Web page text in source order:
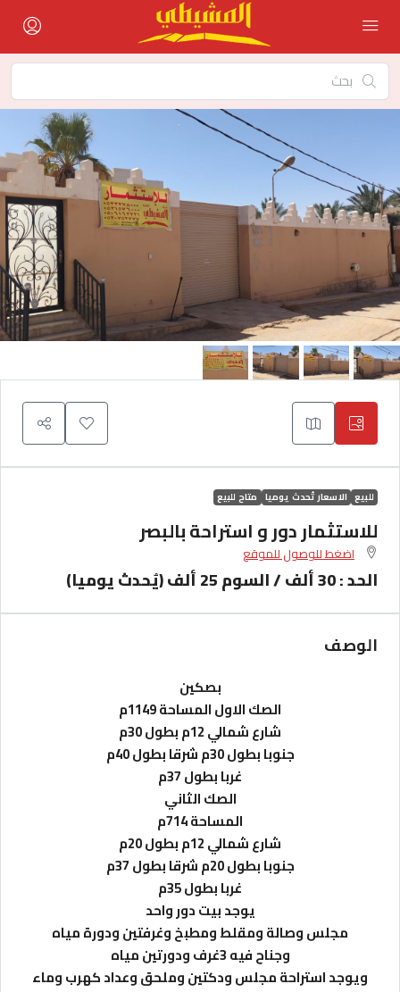
للبيع الاسعار تُحدث يوميا متاح للبيع
للاستثمار دور و استراحة بالبصر
اضغط للوصول للموقع
الحد : 30 ألف / السوم 25 ألف (يُحدث يوميا)
الوصف
بصكين
الصك الاول المساحة 1149م
شارع شمالي 12م بطول 30م
جنوبا بطول 30م شرقا بطول 40م
غربا بطول 37م
الصك الثاني
المساحة 714م
شارع شمالي 12م بطول 20م
جنوبا بطول 20م شرقا بطول 37م
غربا بطول 35م
يوجد بيت دور واحد
مجلس وصالة ومقلط ومطبخ وغرفتين ودورة مياه
وجناح فيه 3غرف ودورتين مياه
ويوجد استراحة مجلس ودكتين وملحق وعداد كهرب وماء